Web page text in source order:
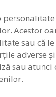
Acestor
sau că
adverse şi
sau atunci